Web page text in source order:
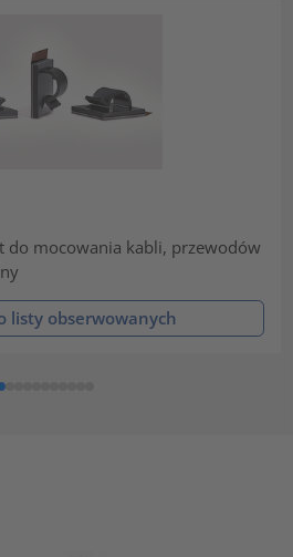
do mocowania kabli, przewodów
listy obserwowanych